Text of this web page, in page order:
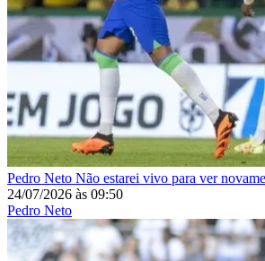
Pedro Neto Não estarei vivo para ver
24/07/2026 às 09:50
Pedro Neto